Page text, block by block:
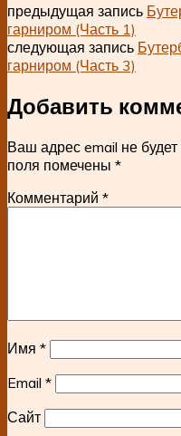
предыдущая запись
гарниром (Часть 1)
следующая запись
гарниром (Часть 3)
Добавить
Ваш адрес email не будет
поля помечены *
Комментарий *
Имя *
Email *
Сайт